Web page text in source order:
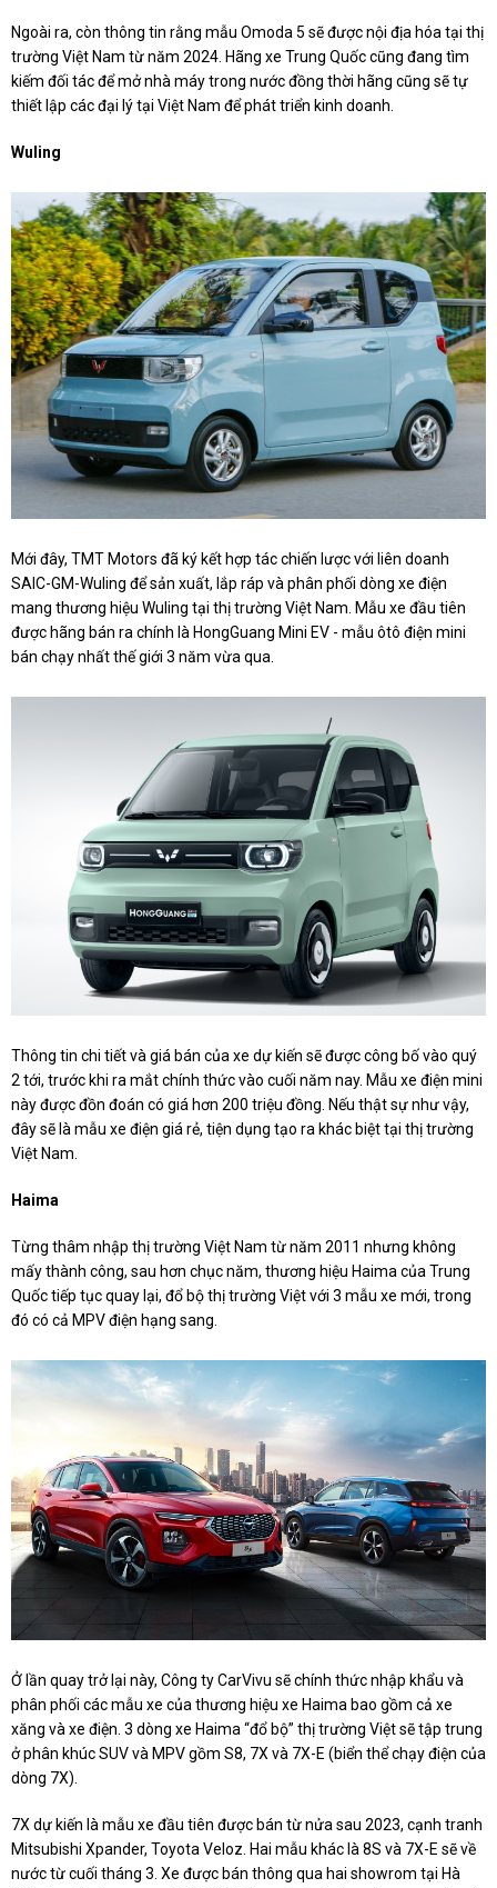
Ngoài ra, còn thông tin rằng mẫu Omoda 5 sẽ được nội địa hóa tại thị
trường Việt Nam từ năm 2024. Hãng xe Trung Quốc cũng đang tìm
kiếm đối tác để mở nhà máy trong nước đồng thời hãng cũng sẽ tự
thiết lập các đại lý tại Việt Nam để phát triển kinh doanh.
Wuling
Mới đây, TMT Motors đã ký kết hợp tác chiến lược với liên doanh
SAIC-GM-Wuling để sản xuất, lắp ráp và phân phối dòng xe điện
mang thương hiệu Wuling tại thị trường Việt Nam. Mẫu xe đầu tiên
được hãng bán ra chính là HongGuang Mini EV - mẫu ôtô điện mini
bán chạy nhất thế giới 3 năm vừa qua.
Thông tin chi tiết và giá bán của xe dự kiến sẽ được công bố vào quý
2 tới, trước khi ra mắt chính thức vào cuối năm nay. Mẫu xe điện mini
này được đồn đoán có giá hơn 200 triệu đồng. Nếu thật sự như vậy,
đây sẽ là mẫu xe điện giá rẻ, tiện dụng tạo ra khác biệt tại thị trường
Việt Nam.
Haima
Từng thâm nhập thị trường Việt Nam từ năm 2011 nhưng không
mấy thành công, sau hơn chục năm, thương hiệu Haima của Trung
Quốc tiếp tục quay lại, đổ bộ thị trường Việt với 3 mẫu xe mới, trong
đó có cả MPV điện hạng sang.
Ở lần quay trở lại này, Công ty CarVivu sẽ chính thức nhập khẩu và
phân phối các mẫu xe của thương hiệu xe Haima bao gồm cả xe
xăng và xe điện. 3 dòng xe Haima “đổ bộ” thị trường Việt sẽ tập trung
ở phân khúc SUV và MPV gồm S8, 7X và 7X-E (biển thể chạy điện của
dòng 7X).
7X dự kiến là mẫu xe đầu tiên được bán từ nửa sau 2023, cạnh tranh
Mitsubishi Xpander, Toyota Veloz. Hai mẫu khác là 8S và 7X-E sẽ về
nước từ cuối tháng 3. Xe được bán thông qua hai showrom tại Hà